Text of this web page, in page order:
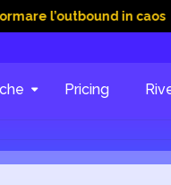
in caos 15 Giu
Pricing